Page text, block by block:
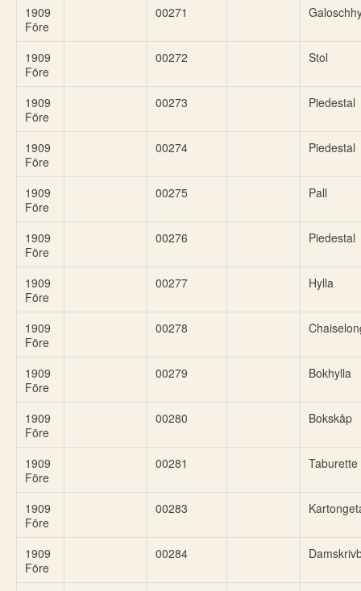
1909
Före
00271
1909
Före
00272 Stol
1909
Före
00273 Piedestal
1909
Före
00274 Piedestal
1909
Före
00275 Pall
1909
Före
00276 Piedestal
1909
Före
00277 Hylla
1909
Före
00278
1909
Före
00279 Bokhylla
1909
Före
00280 Bokskåp
1909
Före
00281
1909
Före
00283
1909
Före
00284